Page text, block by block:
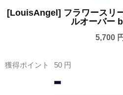
[LouisAngel] フラワースリ
ルオーバー
5,700 円
獲得ポイント 50 円